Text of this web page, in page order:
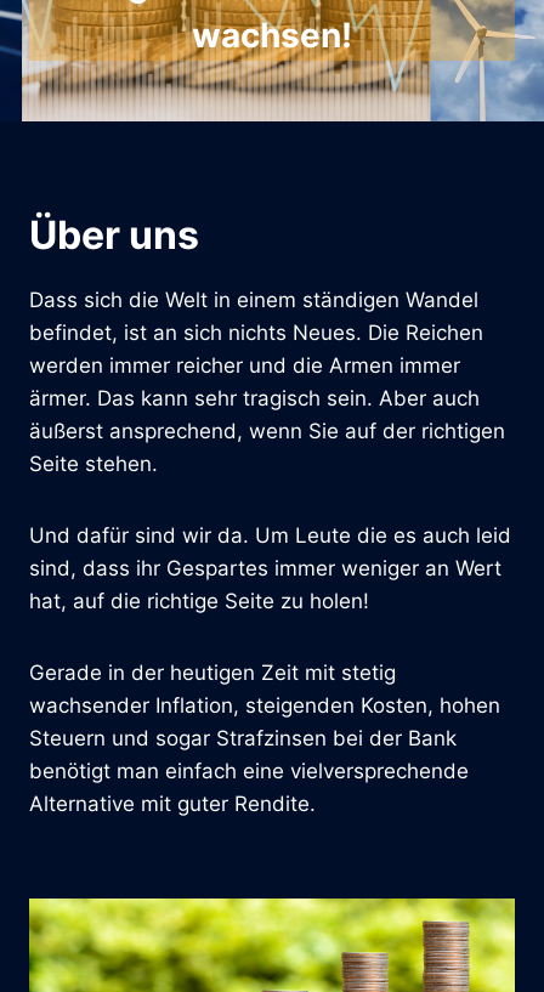
wachsen!
Über uns
Dass sich die Welt in einem ständigen Wandel
befindet, ist an sich nichts Neues. Die Reichen
werden immer reicher und die Armen immer
ärmer. Das kann sehr tragisch sein. Aber auch
äußerst ansprechend, wenn Sie auf der richtigen
Seite stehen.
Und dafür sind wir da. Um Leute die es auch leid
sind, dass ihr Gespartes immer weniger an Wert
hat, auf die richtige Seite zu holen!
Gerade in der heutigen Zeit mit stetig
wachsender Inflation, steigenden Kosten, hohen
Steuern und sogar Strafzinsen bei der Bank
benötigt man einfach eine vielversprechende
Alternative mit guter Rendite.